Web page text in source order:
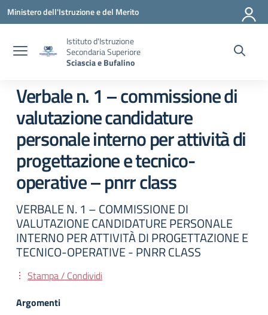
Vai ai contenuti
Vai al menu di navigazione
Vai al footer
Ministero dell'Istruzione e del Merito
Istituto d'Istruzione
Secondaria Superiore
Sciascia e Bufalino
Verbale n. 1 – commissione di
valutazione candidature
personale interno per attività di
progettazione e tecnico-
operative – pnrr class
VERBALE N. 1 – COMMISSIONE DI
VALUTAZIONE CANDIDATURE PERSONALE
INTERNO PER ATTIVITÀ DI PROGETTAZIONE E
TECNICO-OPERATIVE - PNRR CLASS
Stampa / Condividi
Argomenti